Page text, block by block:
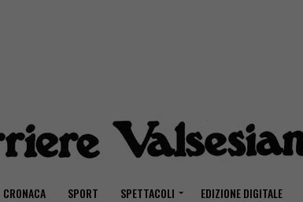
CRONACA SPORT SPETTACOLI EDIZIONE DIGITALE